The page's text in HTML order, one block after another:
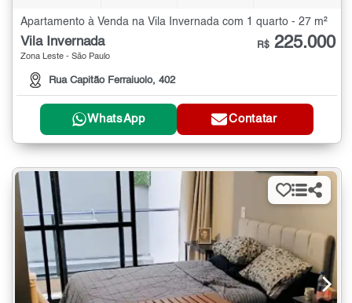
Apartamento à Venda na Vila Invernada com 1 quarto - 27 m²
Vila Invernada
Zona Leste - São Paulo
Rua Capitão Ferraiuolo, 402
R$ 225.000
WhatsApp Contatar